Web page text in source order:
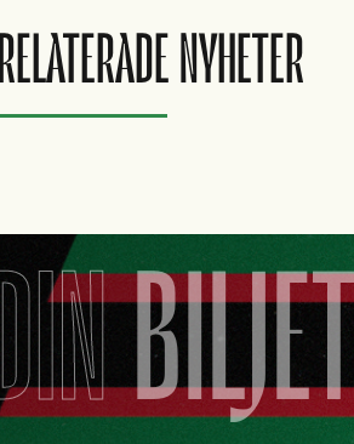
NYHETER